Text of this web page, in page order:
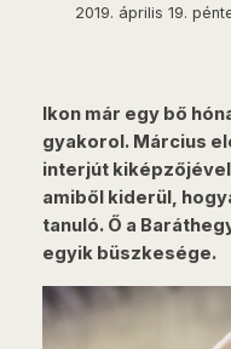
2019. április 19.
Ikon már egy bő
gyakorol. Március
interjút
amiből kiderül,
tanuló. Ő a
egyik büszkesége.